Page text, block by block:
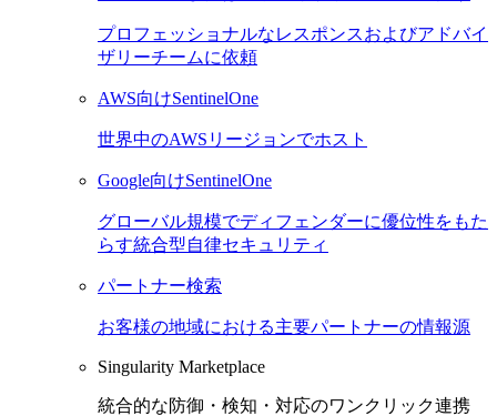
プロフェッショナルなレスポンスおよびアドバイ
ザリーチームに依頼
AWS向けSentinelOne
世界中のAWSリージョンでホスト
Google向けSentinelOne
グローバル規模でディフェンダーに優位性をもた
らす統合型自律セキュリティ
パートナー検索
お客様の地域における主要パートナーの情報源
Singularity Marketplace
統合的な防御・検知・対応のワンクリック連携